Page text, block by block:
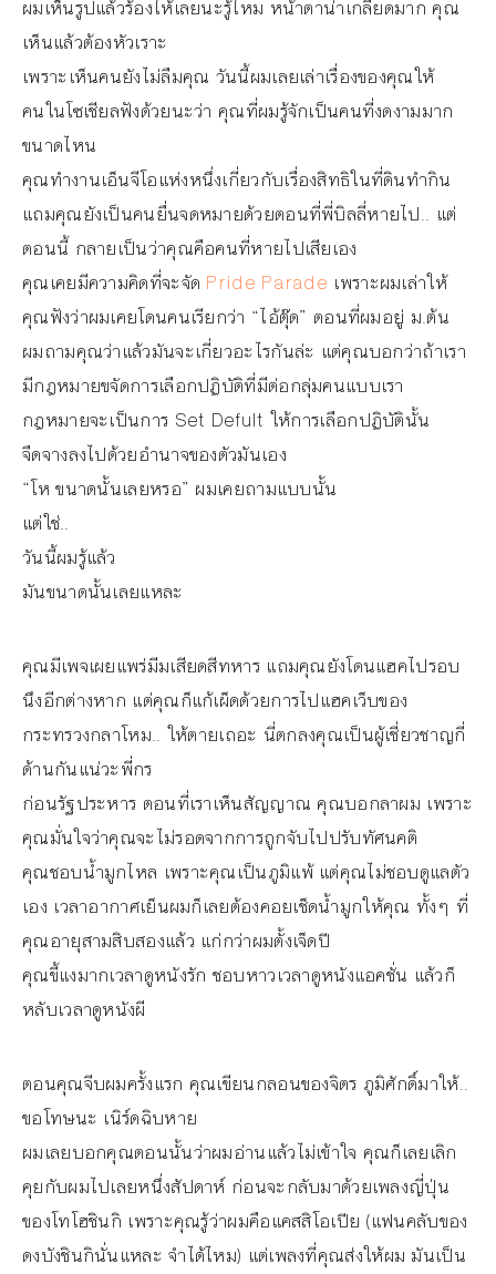
ผมเห็นรูปแล้วร้องไห้เลยนะรู้ไหม หน้าตาน่าเกลียดมาก คุณ
เห็นแล้วต้องหัวเราะ
เพราะเห็นคนยังไม่ลืมคุณ วันนี้ผมเลยเล่าเรื่องของคุณให้
คนในโซเชียลฟังด้วยนะว่า คุณที่ผมรู้จักเป็นคนที่งดงามมาก
ขนาดไหน
คุณทำงานเอ็นจีโอแห่งหนึ่งเกี่ยวกับเรื่องสิทธิในที่ดินทำกิน
แถมคุณยังเป็นคนยื่นจดหมายด้วยตอนที่พี่บิลลี่หายไป.. แต่
ตอนนี้ กลายเป็นว่าคุณคือคนที่หายไปเสียเอง
คุณเคยมีความคิดที่จะจัด Pride Parade เพราะผมเล่าให้
คุณฟังว่าผมเคยโดนคนเรียกว่า “ไอ้ตุ๊ด” ตอนที่ผมอยู่ ม.ต้น
ผมถามคุณว่าแล้วมันจะเกี่ยวอะไรกันล่ะ แต่คุณบอกว่าถ้าเรา
มีกฎหมายขจัดการเลือกปฏิบัติที่มีต่อกลุ่มคนแบบเรา
กฎหมายจะเป็นการ Set Defult ให้การเลือกปฏิบัตินั้น
จืดจางลงไปด้วยอำนาจของตัวมันเอง
“โห ขนาดนั้นเลยหรอ” ผมเคยถามแบบนั้น
แต่ใช่..
วันนี้ผมรู้แล้ว
มันขนาดนั้นเลยแหละ
คุณมีเพจเผยแพร่มีมเสียดสีทหาร แถมคุณยังโดนแฮคไปรอบ
นึงอีกต่างหาก แต่คุณก็แก้เผ็ดด้วยการไปแฮคเว็บของ
กระทรวงกลาโหม.. ให้ตายเถอะ นี่ตกลงคุณเป็นผู้เชี่ยวชาญกี่
ด้านกันแน่วะพี่กร
ก่อนรัฐประหาร ตอนที่เราเห็นสัญญาณ คุณบอกลาผม เพราะ
คุณมั่นใจว่าคุณจะไม่รอดจากการถูกจับไปปรับทัศนคติ
คุณชอบน้ำมูกไหล เพราะคุณเป็นภูมิแพ้ แต่คุณไม่ชอบดูแลตัว
เอง เวลาอากาศเย็นผมก็เลยต้องคอยเช็ดน้ำมูกให้คุณ ทั้งๆ ที่
คุณอายุสามสิบสองแล้ว แก่กว่าผมตั้งเจ็ดปี
คุณขี้แงมากเวลาดูหนังรัก ชอบหาวเวลาดูหนังแอคชั่น แล้วก็
หลับเวลาดูหนังผี
ตอนคุณจีบผมครั้งแรก คุณเขียนกลอนของจิตร ภูมิศักดิ์มาให้..
ขอโทษนะ เนิร์ดฉิบหาย
ผมเลยบอกคุณตอนนั้นว่าผมอ่านแล้วไม่เข้าใจ คุณก็เลยเลิก
คุยกับผมไปเลยหนึ่งสัปดาห์ ก่อนจะกลับมาด้วยเพลงญี่ปุ่น
ของโทโฮชินกิ เพราะคุณรู้ว่าผมคือแคสสิโอเปีย (แฟนคลับของ
ดงบังชินกินั่นแหละ จำได้ไหม) แต่เพลงที่คุณส่งให้ผม มันเป็น